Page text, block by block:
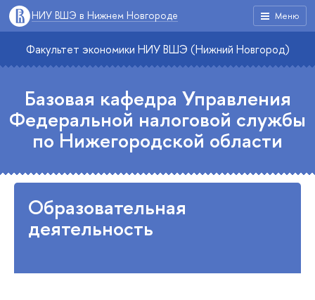
Меню
НИУ ВШЭ в Нижнем Новгороде
Факультет экономики НИУ ВШЭ (Нижний Новгород)
Базовая кафедра Управления
Федеральной налоговой службы
по Нижегородской области
Образовательная
деятельность